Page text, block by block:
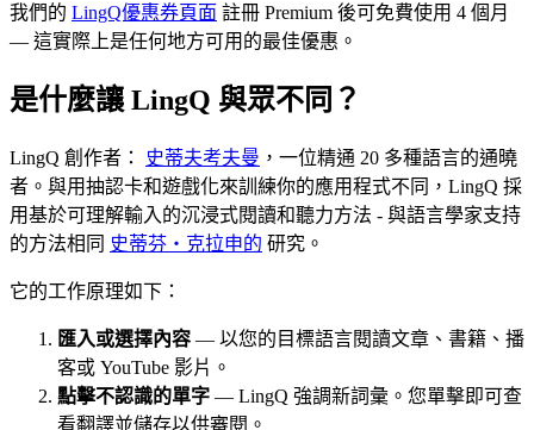
我們的 LingQ優惠券頁面 註冊 Premium 後可免費使用 4 個月
— 這實際上是任何地方可用的最佳優惠。
是什麼讓 LingQ 與眾不同？
LingQ 創作者： 史蒂夫考夫曼 ，一位精通 20 多種語言的通曉
者。與用抽認卡和遊戲化來訓練你的應用程式不同，LingQ 採
用基於可理解輸入的沉浸式閱讀和聽力方法 - 與語言學家支持
的方法相同 史蒂芬‧克拉申的 研究。
它的工作原理如下：
匯入或選擇內容 — 以您的目標語言閱讀文章、書籍、播
客或 YouTube 影片。
點擊不認識的單字 — LingQ 強調新詞彙。您單擊即可查
看翻譯並儲存以供審閱。